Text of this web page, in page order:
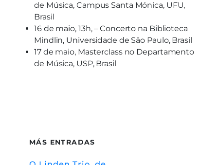
de Música, Campus Santa Mónica, UFU,
Brasil
16 de maio, 13h, – Concerto na Biblioteca
Mindlin, Universidade de São Paulo, Brasil
17 de maio, Masterclass no Departamento
de Música, USP, Brasil
MÁS ENTRADAS